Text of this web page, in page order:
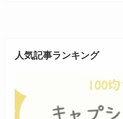
人気記事ランキング